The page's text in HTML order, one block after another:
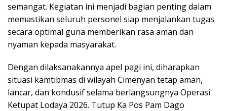
semangat. Kegiatan ini menjadi bagian penting dalam
memastikan seluruh personel siap menjalankan tugas
secara optimal guna memberikan rasa aman dan
nyaman kepada masyarakat.
Dengan dilaksanakannya apel pagi ini, diharapkan
situasi kamtibmas di wilayah Cimenyan tetap aman,
lancar, dan kondusif selama berlangsungnya Operasi
Ketupat Lodaya 2026. Tutup Ka Pos Pam Dago